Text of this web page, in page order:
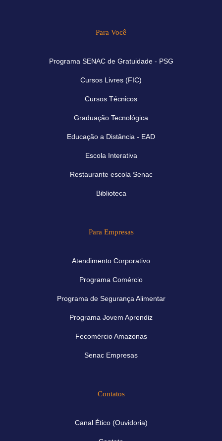
Para Você
Programa SENAC de Gratuidade - PSG
Cursos Livres (FIC)
Cursos Técnicos
Graduação Tecnológica
Educação a Distância - EAD
Escola Interativa
Restaurante escola Senac
Biblioteca
Para Empresas
Atendimento Corporativo
Programa Comércio
Programa de Segurança Alimentar
Programa Jovem Aprendiz
Fecomércio Amazonas
Senac Empresas
Contatos
Canal Ético (Ouvidoria)